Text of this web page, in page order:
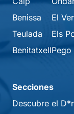
Benissa
Teulada
Benitatxell
El
Els
Pego
Secciones
Descubre el